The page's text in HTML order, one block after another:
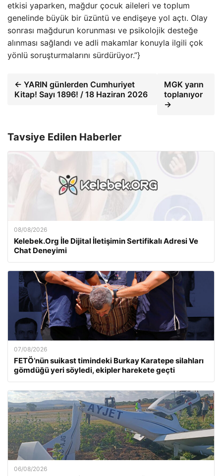
etkisi yaparken, mağdur çocuk aileleri ve toplum
genelinde büyük bir üzüntü ve endişeye yol açtı. Olay
sonrası mağdurun korunması ve psikolojik desteğe
alınması sağlandı ve adli makamlar konuyla ilgili çok
yönlü soruşturmalarını sürdürüyor.”}
← YARIN günlerden Cumhuriyet
Kitap! Sayı 1896! / 18 Haziran 2026
MGK yarın
toplanıyor
→
Tavsiye Edilen Haberler
08/08/2026
Kelebek.Org İle Dijital İletişimin Sertifikalı Adresi Ve
Chat Deneyimi
07/08/2026
FETÖ’nün suikast timindeki Burkay Karatepe silahları
gömdüğü yeri söyledi, ekipler harekete geçti
06/08/2026